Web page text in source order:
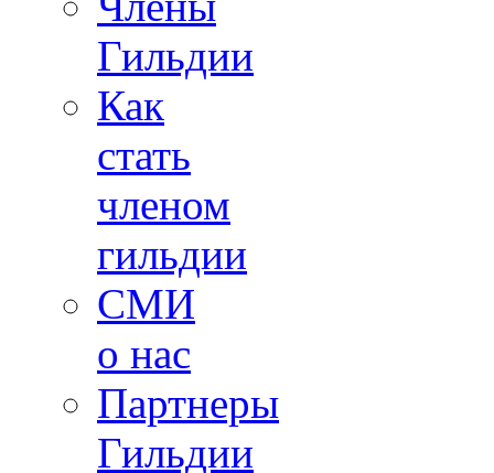
Гильдии
Как
стать
членом
гильдии
СМИ
о нас
Партнеры
Гильдии